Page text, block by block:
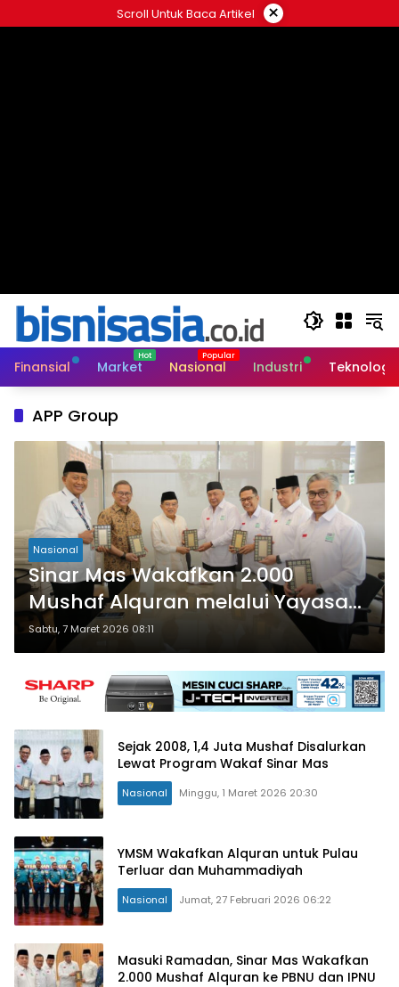
ke
Scroll Untuk Baca Artikel ×
Finansial Market Nasional Industri Teknologi
APP Group
Nasional
Sinar Mas Wakafkan 2.000
Mushaf Alquran melalui Yayasan
Muslim Sinar Mas
Sabtu, 7 Maret 2026 08:11
Sejak 2008, 1,4 Juta Mushaf Disalurkan
Lewat Program Wakaf Sinar Mas
Nasional Minggu, 1 Maret 2026 20:30
YMSM Wakafkan Alquran untuk Pulau
Terluar dan Muhammadiyah
Nasional Jumat, 27 Februari 2026 06:22
Masuki Ramadan, Sinar Mas Wakafkan
2.000 Mushaf Alquran ke PBNU dan IPNU